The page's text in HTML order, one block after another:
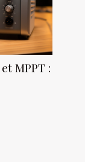
MPPT :